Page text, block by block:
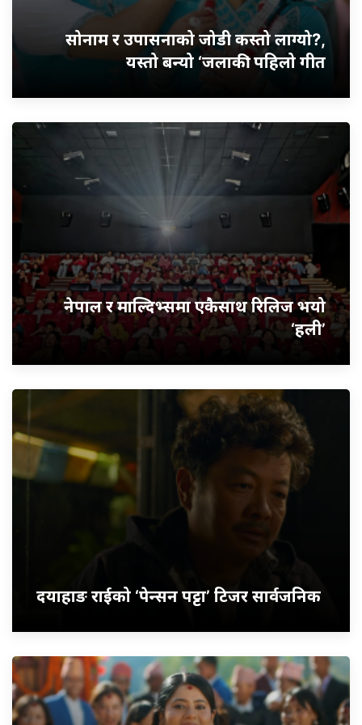
सोनाम र उपासनाको जोडी कस्तो लाग्यो?,
यस्तो बन्यो ‘जलाकी’ पहिलो गीत
नेपाल र माल्दिभ्समा एकैसाथ रिलिज भयो
‘हली’
दयाहाङ राईको ‘पेन्सन पट्टा’ टिजर सार्वजनिक